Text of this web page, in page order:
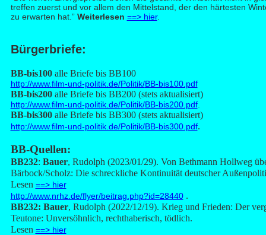
treffen zuerst und vor allem den Mittelstand, der den härtesten
zu erwarten hat.” Weiterlesen ==> hier.
Bürgerbriefe:
BB-bis100alle Briefe bis BB100
http://www.film-und-politik.de/Politik/BB-bis100.pdf
BB-bis200alle Briefe bis BB200 (stets aktualisiert)
http://www.film-und-politik.de/Politik/BB-bis200.pdf.
BB-bis300alle Briefe bis BB300 (stets aktualisiert)
http://www.film-und-politik.de/Politik/BB-bis300.pdf.
BB-Quellen:
BB232: Bauer, Rudolph (2023/01/29). Von Bethmann Hollweg
Bärbock/Scholz: Die schreckliche Kontinuität deutscher
Lesen ==> hier
http://www.nrhz.de/flyer/beitrag.php?id=28440.
BB232: Bauer, Rudolph (2022/12/19). Krieg und Frieden: Der
Teutone: Unversöhnlich, rechthaberisch, tödlich.
Lesen ==> hier